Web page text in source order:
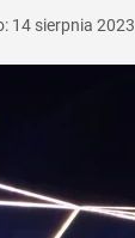
14 sierpnia 2023